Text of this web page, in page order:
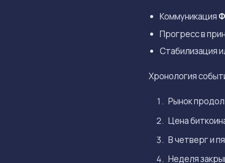
Коммуникация
Прогресс в
Стабилизация
Хронология
Рынок
Цена
В четверг и
Неделя